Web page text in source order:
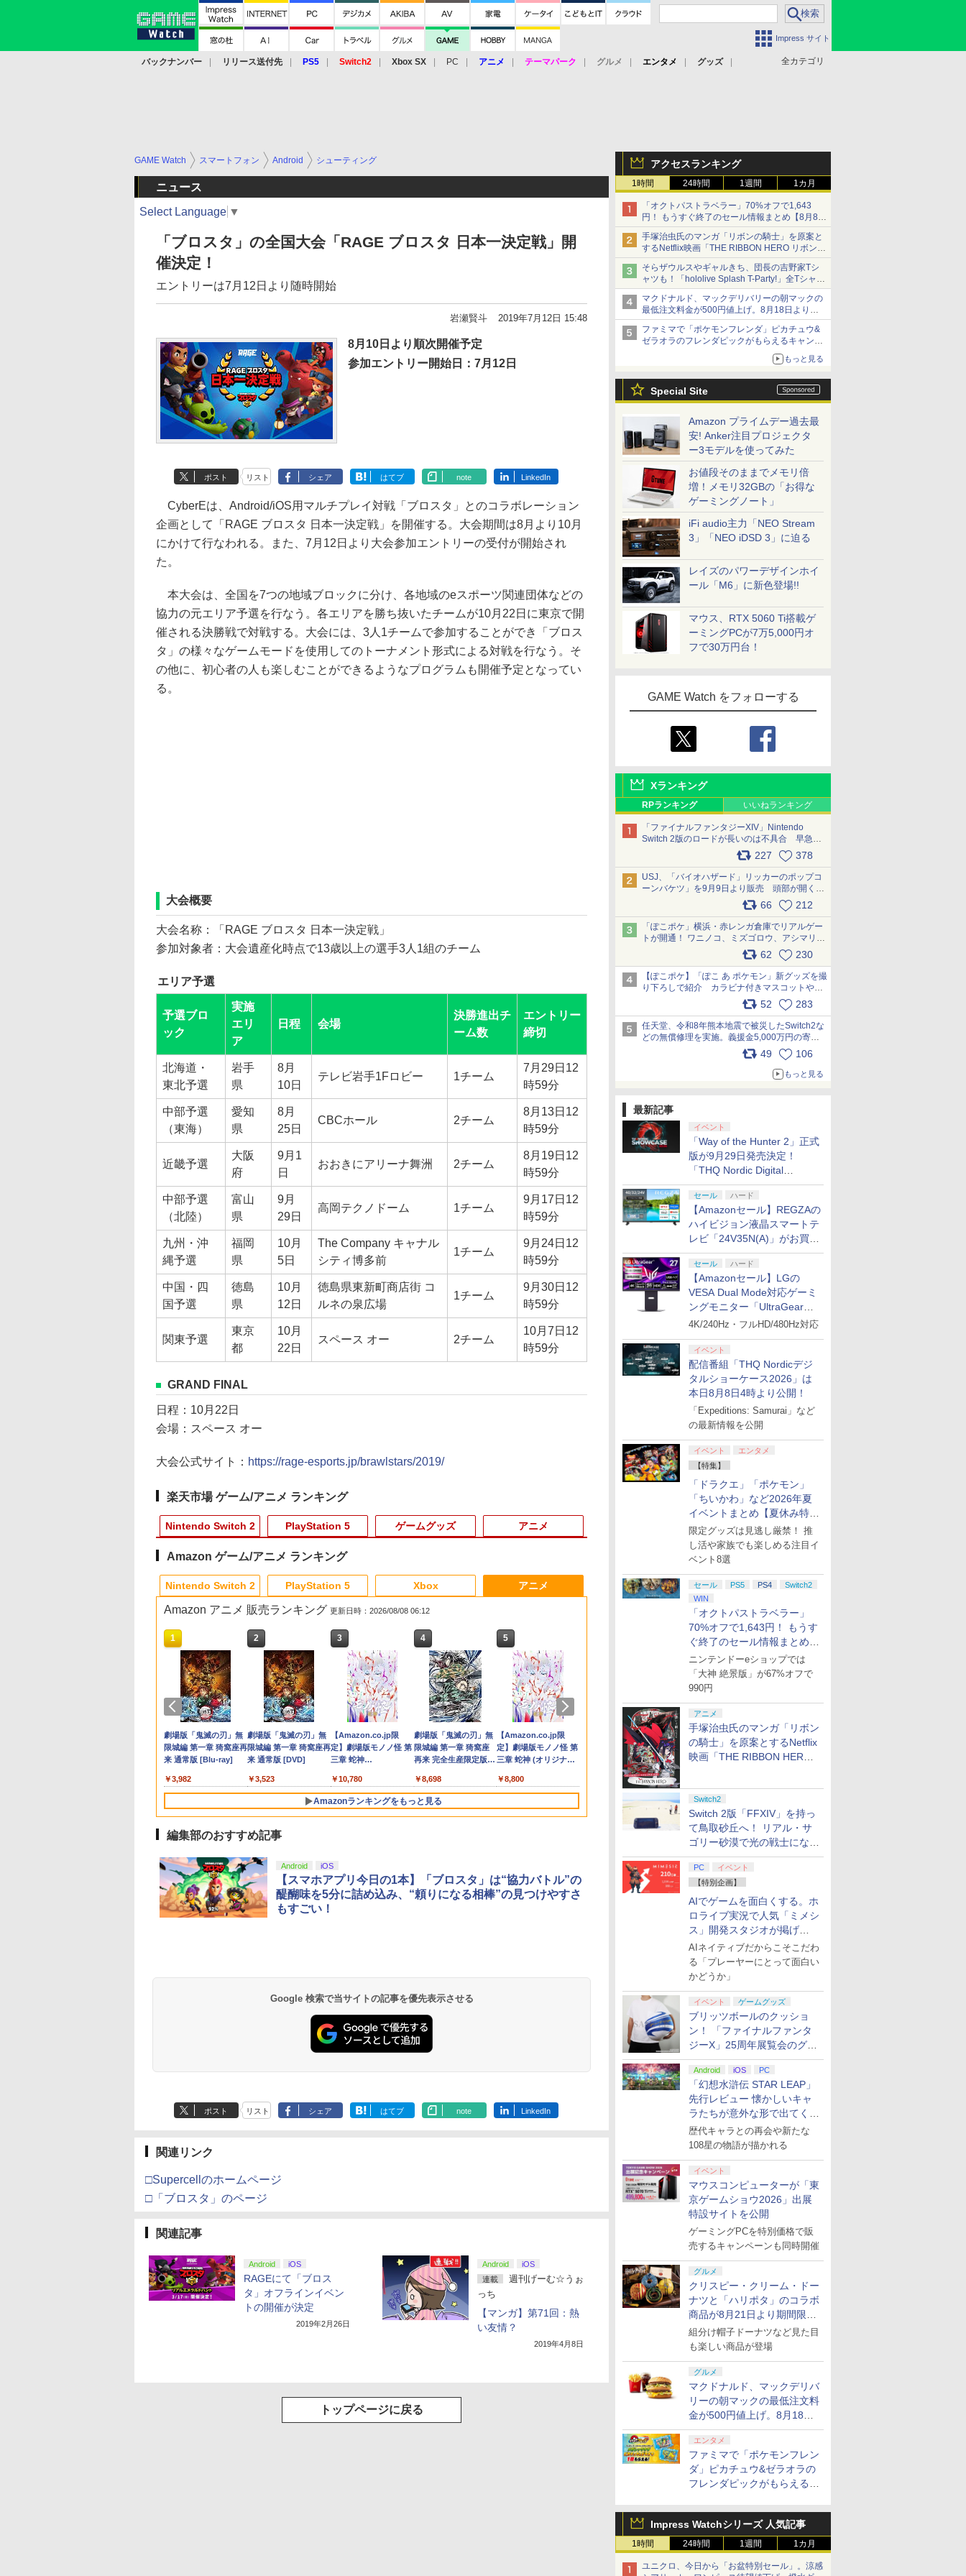
Impress サイト
全カテゴリ
バックナンバー リリース送付先 PS5 Switch2 Xbox SX PC アニメ テーマパーク グルメ エンタメ
グッズ
アクセスランキング
1時間 24時間 1週間 1カ月
「オクトパストラベラー」70%オフで1,643
円！ もうすぐ終了のセール情報まとめ【8月8日
更新】
ニンテンドーeショップでは「大神 絶景版」が
67%オフで990円
手塚治虫氏のマンガ「リボンの騎士」を原案と
するNetflix映画「THE RIBBON HERO リボンヒ
ーロー」本日配信開始
そらザウルスやギャルきち、団長の吉野家Tシ
ャツも！「hololive Splash T-Party!」全Tシャツ
ラインナップ公開＆オンライン販売開始
マクドナルド、マックデリバリーの朝マックの
最低注文料金が500円値上げ。8月18日より
1,500円から受付
ファミマで「ポケモンフレンダ」ピカチュウ&
ゼラオラのフレンダピックがもらえるキャンペ
もっと見る
Special Site
Amazon プライムデー過去最
安! Anker注目プロジェクタ
ー3モデルを使ってみた
お値段そのままでメモリ倍
増！メモリ32GBの「お得な
ゲーミングノート」
iFi audio主力「NEO Stream
3」「NEO iDSD 3」に迫る
レイズのパワーデザインホイ
ール「M6」に新色登場!!
マウス、RTX 5060 Ti搭載ゲ
ーミングPCが7万5,000円オ
フで30万円台！
GAME Watch をフォローする
Xランキング
RPランキング いいねランキング
「ファイナルファンタジーXIV」Nintendo
Switch 2版のロードが長いのは不具合 早急に
アップデートできるよう対応中227 378
USJ、「バイオハザード」リッカーのポップコ
ーンバケツ」を9月9日より販売 頭部が開く仕
組み。味は恐怖を堪のう「味噌フレーバー」
66 212
「ぽこポケ」横浜・赤レンガ倉庫でリアルゲー
トが開通！ ワニノコ、ミズゴロウ、アシマリ登
場シーンをレポート pic.x.com/LDgEByVl6D
62 230
【ぽこポケ】「ぽこ あ ポケモン」新グッズを撮
り下ろしで紹介 カラビナ付きマスコットやス
52 283
任天堂、令和8年熊本地震で被災したSwitch2な
どの無償修理を実施。義援金5,000万円の寄付
も発表 pic.x.com/BAYsMfUfUC
49 106
もっと見る
最新記事
イベント
「Way of the Hunter 2」正式
版が9月29日発売決定！
「THQ Nordic Digital
Showcase 2026」まとめ
セール ハード
【Amazonセール】REGZAの
ハイビジョン液晶スマートテ
レビ「24V35N(A)」がお買い
得！
セール ハード
【Amazonセール】LGの
VESA Dual Mode対応ゲーミ
ングモニター「UltraGear
27G850A-B」がお買い得！
4K/240Hz・フルHD/480Hz対応
イベント
配信番組「THQ Nordicデジ
タルショーケース2026」は
本日8月8日4時より公開！
「Expeditions: Samurai」など
の最新情報を公開
イベント
エンタメ
【特集】
「ドラクエ」「ポケモン」
「ちいかわ」など2026年夏
イベントまとめ【夏休み特
集】
限定グッズは見逃し厳禁！ 推
し活や家族でも楽しめる注目イ
ベント8選
セール PS5 PS4
Switch2
WIN
「オクトパストラベラー」
70%オフで1,643円！ もうす
ぐ終了のセール情報まとめ
【8月8日更新】
ニンテンドーeショップでは
「大神 絶景版」が67%オフで
990円
アニメ
手塚治虫氏のマンガ「リボン
の騎士」を原案とするNetflix
映画「THE RIBBON HERO
Switch2
Switch 2版「FFXIV」を持っ
て鳥取砂丘へ！ リアル・サ
ゴリー砂漠で光の戦士になっ
てみた
PC
イベント
【特別企画】
AIでゲームを面白くする。ホ
ロライブ実況で人気「ミメシ
ス」開発スタジオが掲げ
る“AI活用の信念”とは？【講
演レポート】
AIネイティブだからこそこだわ
る「プレーヤーにとって面白い
かどうか」
イベント ゲームグッズ
ブリッツボールのクッショ
ン！ 「ファイナルファンタ
ジーX」25周年展覧会のグッ
ズ情報が公開
Android iOS PC
「幻想水滸伝 STAR LEAP」
先行レビュー 懐かしいキャ
ラたちが意外な形で出てくる
シリーズ完全新作！
歴代キャラとの再会や新たな
108星の物語が描かれる
イベント
マウスコンピューターが「東
京ゲームショウ2026」出展
特設サイトを公開
ゲーミングPCを特別価格で販
売するキャンペーンも同時開催
グルメ
クリスピー・クリーム・ドー
ナツと「ハリポタ」のコラボ
商品が8月21日より期間限定
で発売
組分け帽子ドーナツなど見た目
も楽しい商品が登場
グルメ
マクドナルド、マックデリバ
リーの朝マックの最低注文料
金が500円値上げ。8月18日
より1,500円から受付
エンタメ
ファミマで「ポケモンフレン
ダ」ピカチュウ&ゼラオラの
フレンダピックがもらえるキ
Impress Watchシリーズ 人気記事
1時間 24時間 1週間 1カ月
ユニクロ、今日から「お盆特別セール」。涼感
GAME Watch スマートフォン Android シューティング
ニュース
Select Language ▼
「ブロスタ」の全国大会「RAGE ブロスタ 日本一決定戦」開
催決定！
エントリーは7月12日より随時開始
岩瀬賢斗 2019年7月12日 15:48
8月10日より順次開催予定
参加エントリー開始日：7月12日
ポスト リスト シェア はてブ note LinkedIn
CyberEは、Android/iOS用マルチプレイ対戦「ブロスタ」とのコラボレーション
企画として「RAGE ブロスタ 日本一決定戦」を開催する。大会期間は8月より10月
にかけて行なわれる。また、7月12日より大会参加エントリーの受付が開始され
た。
本大会は、全国を7つの地域ブロックに分け、各地域のeスポーツ関連団体などの
協力の元エリア予選を行なう。各エリアを勝ち抜いたチームが10月22日に東京で開
催される決勝戦で対戦する。大会には、3人1チームで参加することができ「ブロス
タ」の様々なゲームモードを使用してのトーナメント形式による対戦を行なう。そ
の他に、初心者の人も楽しむことができるようなプログラムも開催予定となってい
る。
大会概要
大会名称：「RAGE ブロスタ 日本一決定戦」
参加対象者：大会遺産化時点で13歳以上の選手3人1組のチーム
エリア予選
予選ブロ
ック
実施
エリ
ア
日程 会場
決勝進出チ
ーム数
エントリー
締切
北海道・
東北予選
岩手
県
8月
10日
テレビ岩手1Fロビー 1チーム
7月29日12
時59分
中部予選
（東海）
愛知
県
8月
25日
CBCホール 2チーム
8月13日12
時59分
近畿予選
大阪
府
9月1
日
おおきにアリーナ舞洲 2チーム
8月19日12
時59分
中部予選
（北陸）
富山
県
9月
29日
高岡テクノドーム 1チーム
9月17日12
時59分
九州・沖
縄予選
福岡
県
10月
5日
The Company キャナル
シティ博多前
1チーム
9月24日12
時59分
中国・四
国予選
徳島
県
10月
12日
徳島県東新町商店街 コ
ルネの泉広場
1チーム
9月30日12
時59分
関東予選
東京
都
10月
22日
スペース オー 2チーム
10月7日12
時59分
GRAND FINAL
日程：10月22日
会場：スペース オー
大会公式サイト： https://rage-esports.jp/brawlstars/2019/
楽天市場 ゲーム/アニメ ランキング
Nintendo Switch 2
1
【マラソン期間ポイン
ト2倍＆クーポンあり】
【スイッチ2対応ケース
あり】 Nintendo
Switch 2 Switch2 ケー
ス 有機EL シンプル 名
入れ 名前入れ 本体 ス
イッチ ライト 任天堂
ー 入れ物 コンパクト
￥2,980
2
Nintendo Switch 2 AC
アダプター
￥3,975
3
メトロイドプライム4
ビヨンド Nintendo
Switch 2 Edition
￥4,939
4
Star Fox (スターフォ
ックス)
￥5,327
[Switch 2] スプラトゥ
ーン レイダース（ダウ
ンロード版）※4,800ポ
イントまでご利用可 ■
￥6,480
Scrolls IV: Oblivion
Remastered - Deluxe
Edition[予約品]
鬼武者 Way of the
Sword 【Switch2】
￥7,730
ファイアーエムブレム
PlayStation 5
1
【中古】Lost Soul
Asideソフト:プレイス
テーション5ソフト／ア
クション・ゲーム
￥850
2
【新品】PS5 がんばれ
ゴエモン大集合!【メー
ル便】
￥4,890
3
【中古】黒神話：悟空
ソフト:プレイステーシ
ョン5ソフト／ロールプ
レイング・ゲーム
￥5,700
4
首都高バトル / Tokyo
Xtreme Racer
￥6,333
Winning Post 10
2026 PS5版
￥6,675
【新品】SONY ソニー PS5 PlayStation5 Pro
ゲームグッズ
1
【中古】サムライスピ
リッツ斬紅郎無双剣 ベ
スト
￥350
2
リコリス・リコイル
ぶくぶ おおきめアク
リルキーホルダー 01.
錦木千束（制服ver.）
￥880
3
リコリス・リコイル
ぶくぶ おおきめアク
リルキーホルダー 06.
井ノ上たきな（夏服
ver.）
￥880
4
リコリス・リコイル
ぶくぶ おおきめアク
リルキーホルダー 05.
錦木千束（夏服ver.）
￥880
[Switch 2] ぽこ あ ポ
ケモン エキスパンショ
ンパス（ダウンロード
版）※3,200ポイントま
でご利用可
￥4,400
アニメ
1
【中古】Blu-ray▼リト
ル・マーメイド ブルー
レイディスク レンタル
落ち
￥1,799
2
エアコンカビとりすい
すい（G型モデル、エ
アコンファン掃除ブラ
シ）スペアブラシカー
トリッジ1個付き
￥3,723
3
劇場版「鬼滅の刃」無
限城編 第一章 猗窩座再
来(完全生産限定版)
【Blu-ray】 [ 吾峠呼世
￥8,690
4
劇場版「鬼滅の刃」無
限城編 第一章 猗窩座
再来(通常版)【Blu-
ray】 [ 吾峠呼世晴 ]
￥3,960
TVアニメ 違国日記
Blu-ray 第1+2巻 セッ
￥19,800
DARKER THAN BLACK -黒の契約者- Blu-ray BOX (初回限定) 【Blu-ray】
Amazon ゲーム/アニメ ランキング
Nintendo Switch 2
1
スプラトゥーン レイダ
ース|オンラインコード
版
￥5,832
2
スプラトゥーン レイダ
ース -Switch2
￥6,449
3
Nintendo Switch 2(日
本語・国内専用)
￥55,871
4
ニンテンドープリペイ
ド番号 9000円|オンラ
インコード版
￥9,000
5
ニンテンドープリペイ
ド番号 5000円|オンラ
インコード版
￥5,000
ニンテンドープリペイ
ド番号 1000円|オンラ
インコード版
ぽこ あ ポケモン エキ
スパンションパス|オン
ラインコード版
8
ニンテンドープリペイ
ド番号 500円|オンライ
ンコード版
PlayStation 5
1
PlayStation 5 デジタ
ル・エディション 日本
語専用 Console
only (CFI-2200B01)
￥55,000
2
Beast of
Reincarnation -PS5
【特典】プロダクトコ
￥7,286
3
【純正品】ディスクド
ライブ(CFI-ZDD1J)
PlayStation 5
￥11,980
4
【純正品】DualSense
ワイヤレスコントロー
ラー ミッドナイト ブ
￥10,737
5
【純正品】DualSense
ワイヤレスコントロー
ラー(CFI-ZCT2J)
￥10,737
プレイステーション ス
トアチケット 10,000円|
オンラインコード版
￥10,000
PlayStation 5 デジタ
ル・エディション 日本
語専用 (CFI-2200B01)
+ ディスクドライブ
(CFI-ZDD1J) セット
8
プレイステーション ス
トアチケット 3,000円|
オンラインコード版
Xbox
1
【純正品】Xbox ワイ
ヤレス コントローラー
+ USB-C® ケーブル
￥8,300
2
【純正品】Xbox ワイ
ヤレス コントローラー
(ロボット ホワイト)
￥7,681
3
【純正品】Xbox ワイ
ヤレス コントローラー
(カーボンブラック)
￥8,020
4
【純正品】Xbox 充電
式バッテリー + USB-C
ケーブル
￥2,618
5
【国内正規品】
Thrustmaster スラス
トマスター TH8S シフ
PS5、PS5 Pro、Xbox
One、Xbox Series X|S
対応の高精度 H パター
￥14,141
【純正品】Xbox Elite
ワイヤレス コントロー
ラー Series 2 Core
Edition (ホワイト)
￥18,500
GameSir G7 HE 有線
ゲームコントローラー
XBOX Series X|S
XBOX One Windows
10/11用 PCコントロー
ラーゲームパッド ホー
ル効果スティック付き
ビデオゲームコントロ
ーラー（ブラック）
8
HyperX Clutch
Gladiate Xbox公式ラ
イセンス ゲーミング コ
アニメ
Amazon アニメ 販売ランキング 更新日時：2026/08/08 06:12
1
劇場版「鬼滅の刃」無
限城編 第一章 猗窩座再
来 通常版 [Blu-ray]
￥3,982
2
劇場版「鬼滅の刃」無
限城編 第一章 猗窩座再
来 通常版 [DVD]
￥3,523
3
【Amazon.co.jp限
定】劇場版モノノ怪 第
三章 蛇神
リジナル三方背収納ケ
ース付きコレクション)
(オリジナル特典:オリ
しイラストボード付)
[Blu-ray]
￥10,780
4
劇場版「鬼滅の刃」無
限城編 第一章 猗窩座
再来 完全生産限定版
￥8,698
5
【Amazon.co.jp限
定】劇場版モノノ怪 第
三章 蛇神 (オリジナル
メーカー特典:【坤と
離】二振りの剣、十翼
より来たる！スタジオ
￥8,800
『映画 ラブライブ！蓮
ノ空女学院スクールア
イドルクラブ Bloom
Garden Party』Blu-
ray（特装限定版）
劇場版「鬼滅の刃」無
限城編 第一章 猗窩座再
来 完全生産限定版
[DVD]
8
【Amazon.co.jp限
定】劇場版モノノ怪 第
三章 蛇神 (オリジナル
より来たる！スタジオ
描き下ろしイラストボ
ード付) [Blu-ray]
Amazonランキングをもっと見る
編集部のおすすめ記事
Android iOS
【スマホアプリ今日の1本】「ブロスタ」は“協力バトル”の
醍醐味を5分に詰め込み、“頼りになる相棒”の見つけやすさ
もすごい！
Google 検索で当サイトの記事を優先表示させる
ポスト リスト シェア はてブ note LinkedIn
関連リンク
□Supercellのホームページ
□「ブロスタ」のページ
関連記事
Android iOS
RAGEにて「ブロス
タ」オフラインイベン
トの開催が決定
2019年2月26日
Android
iOS
連載
週刊げーむ☆うぉ
っち
【マンガ】第71回：熱
い友情？
2019年4月8日
トップページに戻る